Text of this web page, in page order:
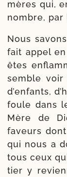
mères qui,
nombre, par
Nous
fait appel
êtes
semble voir
d’enfants,
foule dans
Mère de
faveurs
qui nous a
tous ceux
tier y